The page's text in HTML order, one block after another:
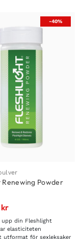
-40%
Renewing Powder
kr
upp din Fleshlight
elasticiteten
utformat för sexleksaker